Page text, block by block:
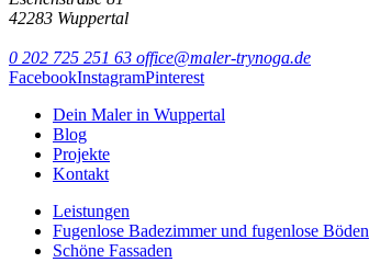
42283 Wuppertal
0 202 725 251 63 office@maler-trynoga.de
FacebookInstagramPinterest
Dein Maler in Wuppertal
Blog
Projekte
Kontakt
Leistungen
Fugenlose Badezimmer und fugenlose Böden
Schöne Fassaden